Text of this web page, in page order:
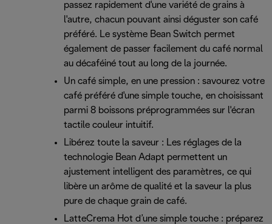
passez rapidement d'une variété de grains à
l'autre, chacun pouvant ainsi déguster son café
préféré. Le système Bean Switch permet
également de passer facilement du café normal
au décaféiné tout au long de la journée.
Un café simple, en une pression : savourez votre
café préféré d'une simple touche, en choisissant
parmi 8 boissons préprogrammées sur l'écran
tactile couleur intuitif.
Libérez toute la saveur : Les réglages de la
technologie Bean Adapt permettent un
ajustement intelligent des paramètres, ce qui
libère un arôme de qualité et la saveur la plus
pure de chaque grain de café.
LatteCrema Hot d’une simple touche : préparez